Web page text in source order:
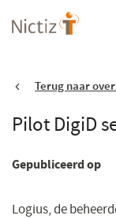
Overslaan
en
gaanTerug naar
Pilot DigiD
Gepubliceerd op
Logius, de